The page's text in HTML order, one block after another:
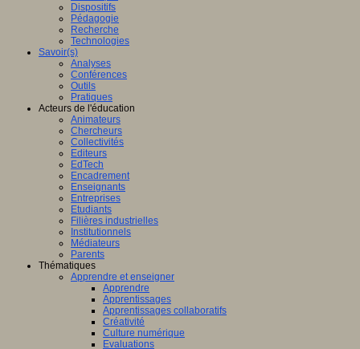
Dispositifs
Pédagogie
Recherche
Technologies
Savoir(s)
Analyses
Conférences
Outils
Pratiques
Acteurs de l'éducation
Animateurs
Chercheurs
Collectivités
Editeurs
EdTech
Encadrement
Enseignants
Entreprises
Etudiants
Filières industrielles
Institutionnels
Médiateurs
Parents
Thématiques
Apprendre et enseigner
Apprendre
Apprentissages
Apprentissages collaboratifs
Créativité
Culture numérique
Evaluations